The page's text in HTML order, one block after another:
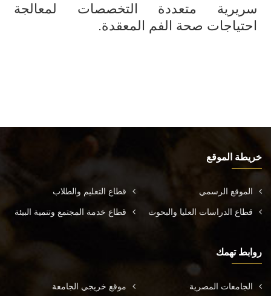
سريرية متعددة التخصصات لمعالجة
احتياجات صحة الفم المعقدة.
خريطة الموقع
الموقع الرسمي قطاع التعليم والطلاب
قطاع الدراسات العليا والبحوث قطاع خدمة المجتمع وتنمية البيئة
روابط تهمك
الجامعات المصرية موقع خريجي الجامعة